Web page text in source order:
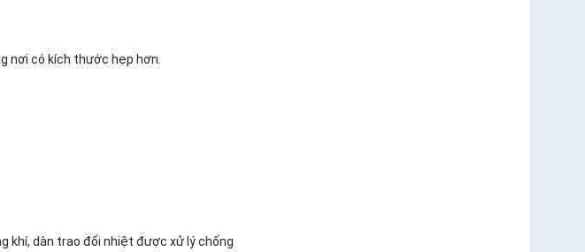
nơi có kích thước hẹp hơn.
khí, dàn trao đổi nhiệt được xử lý chống